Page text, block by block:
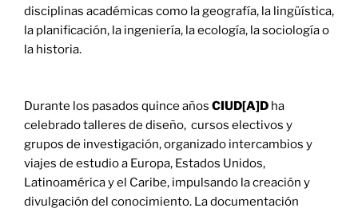
disciplinas académicas como la geografía, la lingüística,
la planificación, la ingeniería, la ecología, la sociología o
la historia.
Durante los pasados quince años CIUD[A]D ha
celebrado talleres de diseño, cursos electivos y
grupos de investigación, organizado intercambios y
viajes de estudio a Europa, Estados Unidos,
Latinoamérica y el Caribe, impulsando la creación y
divulgación del conocimiento. La documentación